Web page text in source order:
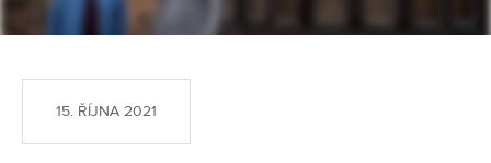
15. ŘÍJNA 2021